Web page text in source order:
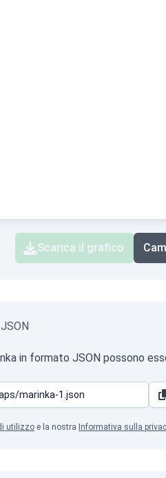
Scarica il grafico
in formato JSON possono
utilizzo e la nostra Informativa sulla